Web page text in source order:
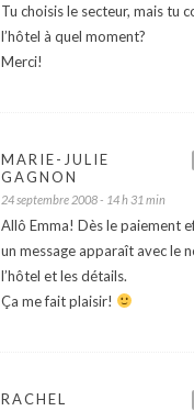
Tu choisis le secteur, mais tu
l’hôtel à quel moment?
Merci!
MARIE-JULIE
GAGNON
24 septembre 2008 - 14 h 31 min
Allô Emma! Dès le paiement
un message apparaît avec le
l’hôtel et les détails.
Ça me fait plaisir!
RACHEL